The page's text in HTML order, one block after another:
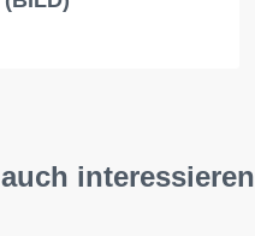
interessieren